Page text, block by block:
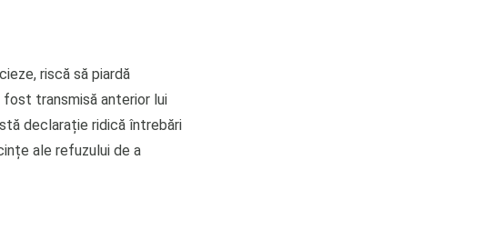
riscă să piardă
fost transmisă anterior lui
declarație ridică întrebări
ale refuzului de a